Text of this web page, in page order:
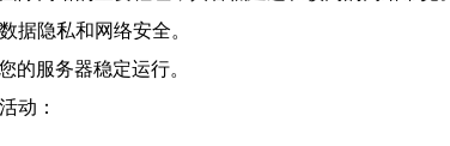
据隐私和网络安全。
的服务器稳定运行。
动：